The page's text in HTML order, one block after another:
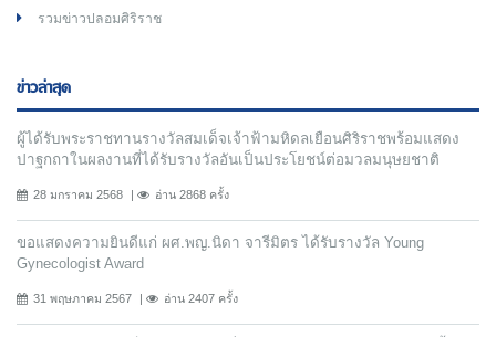
รวมข่าวปลอมศิริราช
ข่าวล่าสุด
ผู้ได้รับพระราชทานรางวัลสมเด็จเจ้าฟ้ามหิดลเยือนศิริราชพร้อมแสดง
ปาฐกถาในผลงานที่ได้รับรางวัลอันเป็นประโยชน์ต่อมวลมนุษยชาติ
28 มกราคม 2568 อ่าน 2868 ครั้ง
ขอแสดงความยินดีแก่ ผศ.พญ.นิดา จารีมิตร ได้รับรางวัล Young
Gynecologist Award
31 พฤษภาคม 2567 อ่าน 2407 ครั้ง